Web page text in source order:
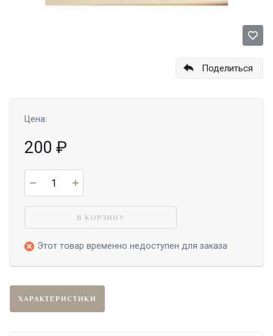
Поделиться
Цена:
200 ₽
В КОРЗИНУ
Этот товар временно недоступен для заказа
ХАРАКТЕРИСТИКИ